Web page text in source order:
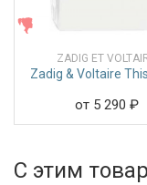
ЖЕНСКИЕ
ZADIG ET
Zadig & Voltaire
от 5 290 ₽
С этим